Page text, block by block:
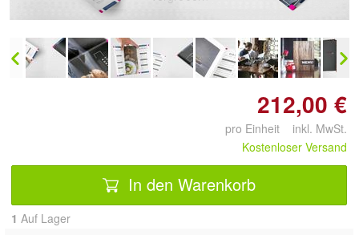
212,00 €
pro Einheit inkl. MwSt.
Kostenloser Versand
In den Warenkorb
1 Auf Lager